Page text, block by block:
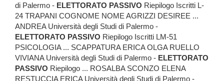
di Palermo - ELETTORATO PASSIVO Riepilogo Iscritti L-
24 TRAPANI COGNOME NOME AGRIZZI DESIREE ...
ANDREA Università degli Studi di Palermo -
ELETTORATO PASSIVO Riepilogo Iscritti LM-51
PSICOLOGIA ... SCAPPATURA ERICA OLGA RUELLO
VIVIANA Università degli Studi di Palermo - ELETTORATO
PASSIVO Riepilogo ... ROSALBA SCONZO ELENA
RESTUCCIA ERICA Università degli Studi di Palermo -